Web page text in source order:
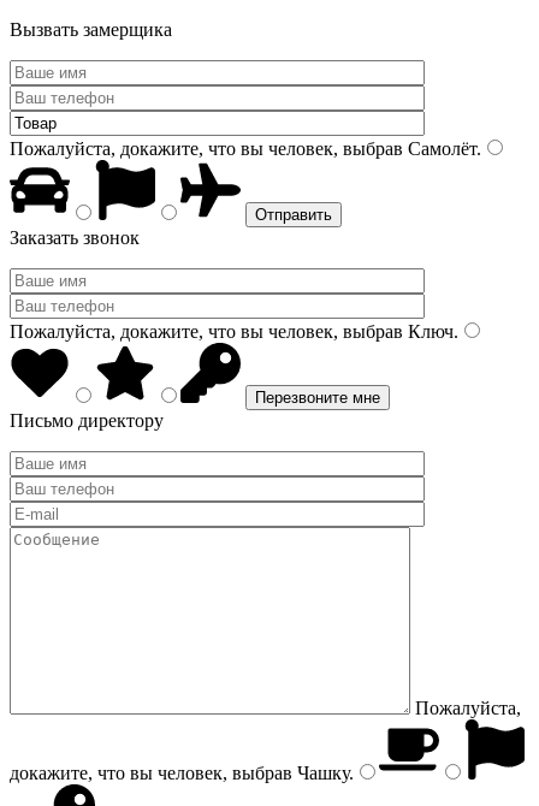
Вызвать замерщика
Пожалуйста, докажите, что вы человек, выбрав Самолёт.
Заказать звонок
Пожалуйста, докажите, что вы человек, выбрав Ключ.
Письмо директору
Пожалуйста,
докажите, что вы человек, выбрав Чашку.